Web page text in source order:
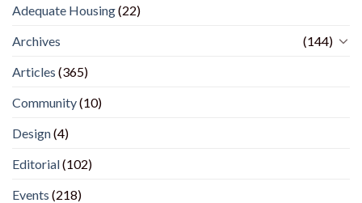
Adequate Housing(22)
Archives
(144)
Articles (365)
Community(10)
Design(4)
Editorial(102)
Events (218)